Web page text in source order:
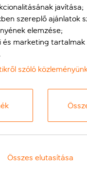
javítása;
szereplő ajánlatok
elemzése;
marketing
szóló
Összes elutasítása